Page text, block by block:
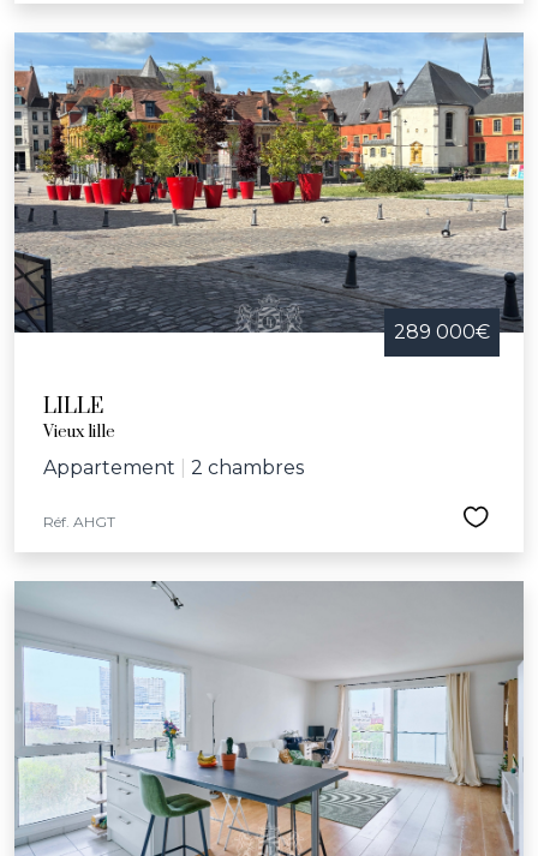
289 000€
LILLE
Vieux lille
Appartement 2 chambres
Réf. AHGT